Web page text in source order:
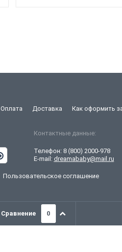
Оплата Доставка Как оформить
Контактные данные:
Телефон: 8 (800) 2000-978
E-mail: dreamababy@mail.ru
Пользовательское соглашение
Сравнение 0